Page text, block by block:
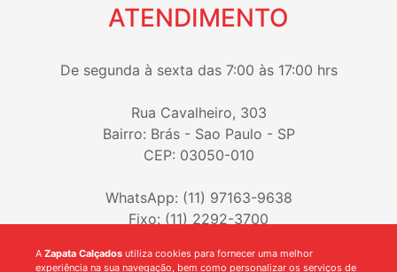
ATENDIMENTO
De segunda à sexta das 7:00 às 17:00 hrs
Rua Cavalheiro, 303
Bairro: Brás - Sao Paulo - SP
CEP: 03050-010
WhatsApp: (11) 97163-9638
Fixo: (11) 2292-3700
A Zapata Calçados utiliza cookies para fornecer uma melhor
experiência na sua navegação, bem como personalizar os serviços de